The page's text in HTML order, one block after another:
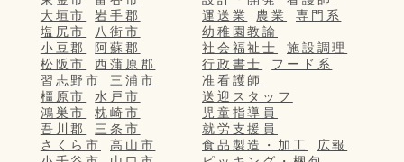
大垣市
岩手郡
塩尻市
八街市
小豆郡
阿蘇郡
松阪市
西蒲原郡
習志野市
三浦市
橿原市
水戸市
鴻巣市
枕崎市
吾川郡
三条市
さくら市
高山市
運送業
農業
専門系
幼稚園教諭
社会福祉士
施設調理
行政書士
フード系
准看護師
送迎スタッフ
児童指導員
就労支援員
食品製造・加工
広報